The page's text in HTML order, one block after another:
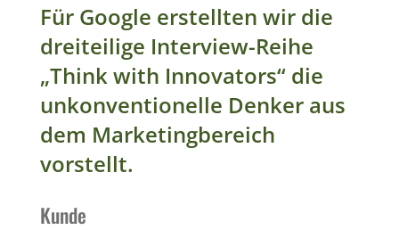
Für Google erstellten wir die
dreiteilige Interview-Reihe
„Think with Innovators“ die
unkonventionelle Denker aus
dem Marketingbereich
vorstellt.
Kunde